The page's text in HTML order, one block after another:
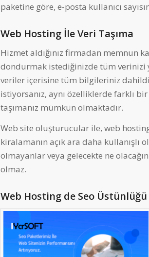
paketine göre, e-posta kullanıcı
Web Hosting İle Veri Taşıma
Hizmet aldığınız firmadan memnun
dondurmak istediğinizde tüm
veriler içerisine tüm bilgileriniz
istiyorsanız, aynı özelliklerde farklı
taşımanız mümkün olmaktadır.
Web site oluşturucular ile, web
kiralamanın açık ara daha kullanışlı
olmayanlar veya gelecekte ne
olmaz.
Web Hosting de Seo Üstünlüğü